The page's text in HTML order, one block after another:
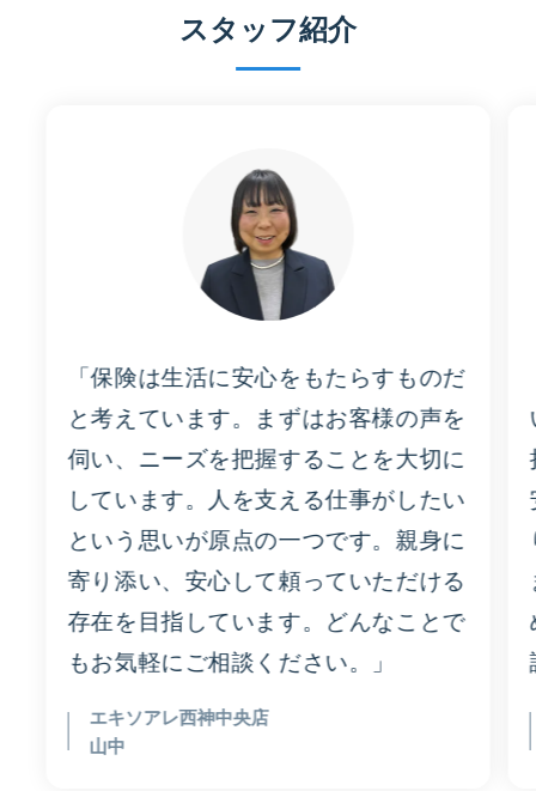
スタッフ紹介
「保険は生活に安心をもたらすものだ
と考えています。まずはお客様の声を
伺い、ニーズを把握することを大切に
しています。人を支える仕事がしたい
という思いが原点の一つです。親身に
寄り添い、安心して頼っていただける
存在を目指しています。どんなことで
もお気軽にご相談ください。」
エキソアレ西神中央店
山中